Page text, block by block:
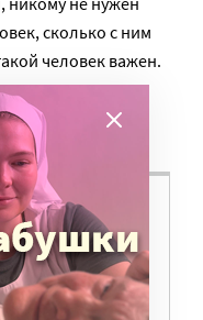
сколько с ним
человек важен.
увидеть в деле,
НА ЭТУ
но